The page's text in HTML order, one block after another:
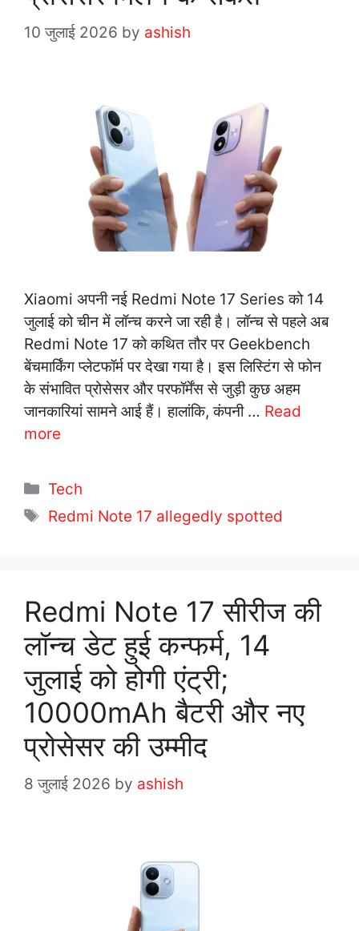
10 जुलाई 2026 by ashish
Xiaomi अपनी नई Redmi Note 17 Series को 14
जुलाई को चीन में लॉन्च करने जा रही है। लॉन्च से पहले अब
Redmi Note 17 को कथित तौर पर Geekbench
बेंचमार्किंग प्लेटफॉर्म पर देखा गया है। इस लिस्टिंग से फोन
के संभावित प्रोसेसर और परफॉर्मेंस से जुड़ी कुछ अहम
जानकारियां सामने आई हैं। हालांकि, कंपनी … Read
more
C
a
r
i
s
Tech
T
Redmi Note 17 allegedly spotted
Redmi Note 17 सीरीज की
लॉन्च डेट हुई कन्फर्म, 14
जुलाई को होगी एंट्री;
10000mAh बैटरी और नए
प्रोसेसर की उम्मीद
8 जुलाई 2026 by ashish